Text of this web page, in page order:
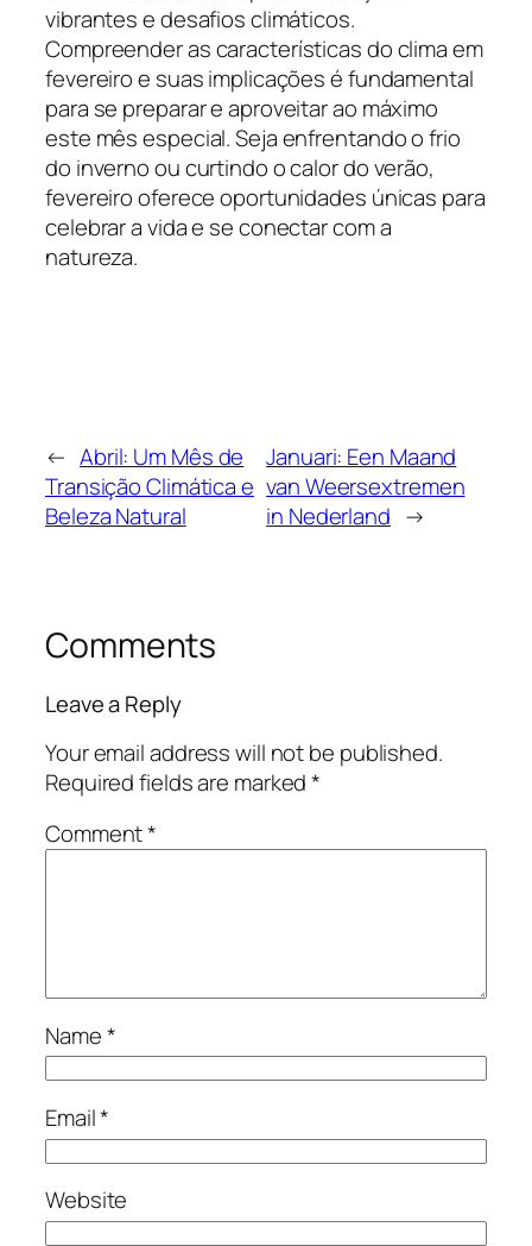
vibrantes e desafios climáticos.
Compreender as características do clima em
fevereiro e suas implicações é fundamental
para se preparar e aproveitar ao máximo
este mês especial. Seja enfrentando o frio
do inverno ou curtindo o calor do verão,
fevereiro oferece oportunidades únicas para
celebrar a vida e se conectar com a
natureza.
← Abril: Um Mês de
Transição Climática e
Beleza Natural
Januari: Een Maand
van Weersextremen
in Nederland →
Comments
Leave a Reply
Your email address will not be published.
Required fields are marked*
Comment*
Name*
Email*
Website